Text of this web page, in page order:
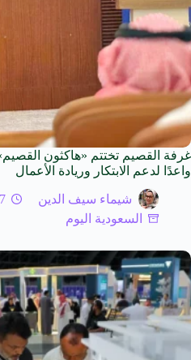
واعدًا لدعم الابتكار وريادة الأعمال
شيماء سيف الدين
7 أغسطس 2026
السعودية اليوم